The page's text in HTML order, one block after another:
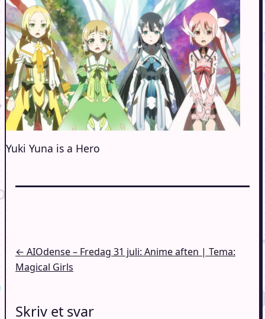
Yuki Yuna is a Hero
Indlægsnavigation
← AIOdense – Fredag 31 juli: Anime aften | Tema:
Magical Girls
Skriv et svar